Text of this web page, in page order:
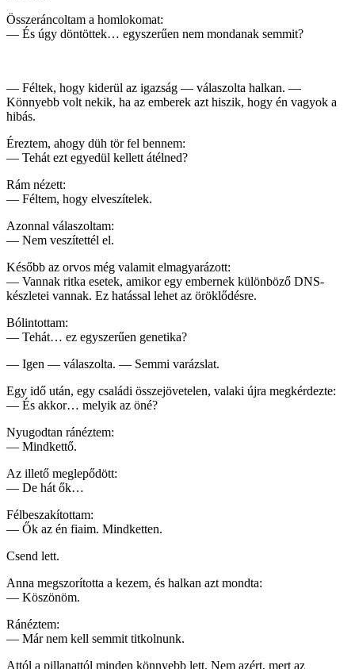
Összeráncoltam a homlokomat:
— És úgy döntöttek… egyszerűen nem mondanak semmit?
— Féltek, hogy kiderül az igazság — válaszolta halkan. —
Könnyebb volt nekik, ha az emberek azt hiszik, hogy én vagyok a
hibás.
Éreztem, ahogy düh tör fel bennem:
— Tehát ezt egyedül kellett átélned?
Rám nézett:
— Féltem, hogy elveszítelek.
Azonnal válaszoltam:
— Nem veszítettél el.
Később az orvos még valamit elmagyarázott:
— Vannak ritka esetek, amikor egy embernek különböző DNS-
készletei vannak. Ez hatással lehet az öröklődésre.
Bólintottam:
— Tehát… ez egyszerűen genetika?
— Igen — válaszolta. — Semmi varázslat.
Egy idő után, egy családi összejövetelen, valaki újra megkérdezte:
— És akkor… melyik az öné?
Nyugodtan ránéztem:
— Mindkettő.
Az illető meglepődött:
— De hát ők…
Félbeszakítottam:
— Ők az én fiaim. Mindketten.
Csend lett.
Anna megszorította a kezem, és halkan azt mondta:
— Köszönöm.
Ránéztem:
— Már nem kell semmit titkolnunk.
Attól a pillanattól minden könnyebb lett. Nem azért, mert az